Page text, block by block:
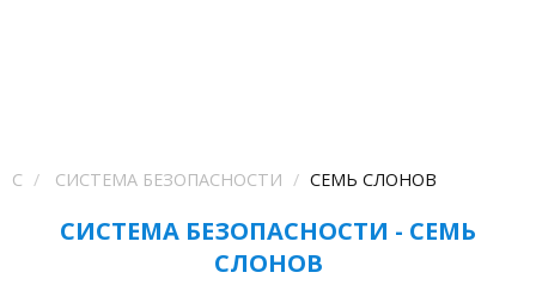
С СИСТЕМА БЕЗОПАСНОСТИ СЕМЬ СЛОНОВ
СИСТЕМА БЕЗОПАСНОСТИ - СЕМЬ
СЛОНОВ